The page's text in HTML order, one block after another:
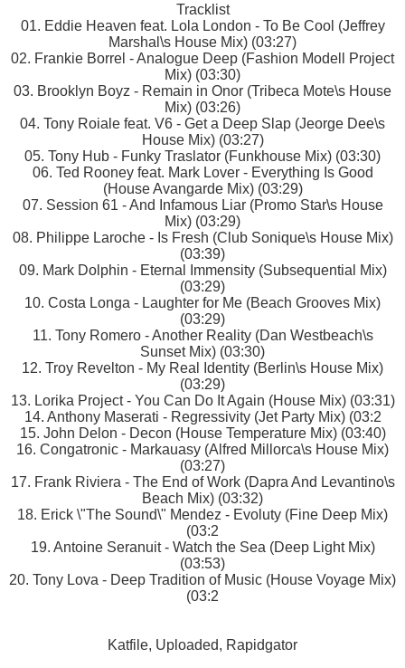
Tracklist
01. Eddie Heaven feat. Lola London - To Be Cool (Jeffrey
Marshal\s House Mix) (03:27)
02. Frankie Borrel - Analogue Deep (Fashion Modell Project
Mix) (03:30)
03. Brooklyn Boyz - Remain in Onor (Tribeca Mote\s House
Mix) (03:26)
04. Tony Roiale feat. V6 - Get a Deep Slap (Jeorge Dee\s
House Mix) (03:27)
05. Tony Hub - Funky Traslator (Funkhouse Mix) (03:30)
06. Ted Rooney feat. Mark Lover - Everything Is Good
(House Avangarde Mix) (03:29)
07. Session 61 - And Infamous Liar (Promo Star\s House
Mix) (03:29)
08. Philippe Laroche - Is Fresh (Club Sonique\s House Mix)
(03:39)
09. Mark Dolphin - Eternal Immensity (Subsequential Mix)
(03:29)
10. Costa Longa - Laughter for Me (Beach Grooves Mix)
(03:29)
11. Tony Romero - Another Reality (Dan Westbeach\s
Sunset Mix) (03:30)
12. Troy Revelton - My Real Identity (Berlin\s House Mix)
(03:29)
13. Lorika Project - You Can Do It Again (House Mix) (03:31)
14. Anthony Maserati - Regressivity (Jet Party Mix) (03:2
15. John Delon - Decon (House Temperature Mix) (03:40)
16. Congatronic - Markauasy (Alfred Millorca\s House Mix)
(03:27)
17. Frank Riviera - The End of Work (Dapra And Levantino\s
Beach Mix) (03:32)
18. Erick \"The Sound\" Mendez - Evoluty (Fine Deep Mix)
(03:2
19. Antoine Seranuit - Watch the Sea (Deep Light Mix)
(03:53)
20. Tony Lova - Deep Tradition of Music (House Voyage Mix)
(03:2
Katfile, Uploaded, Rapidgator